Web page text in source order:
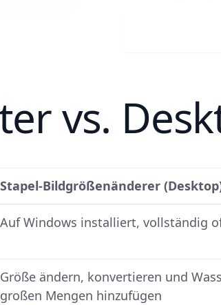
vs.
Stapel-Bildgrößenänderer
Auf Windows installiert, vollständig
Größe ändern, konvertieren und
großen Mengen hinzufügen